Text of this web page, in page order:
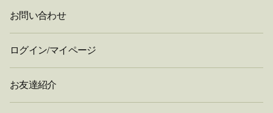
お問い合わせ
ログイン/マイページ
お友達紹介